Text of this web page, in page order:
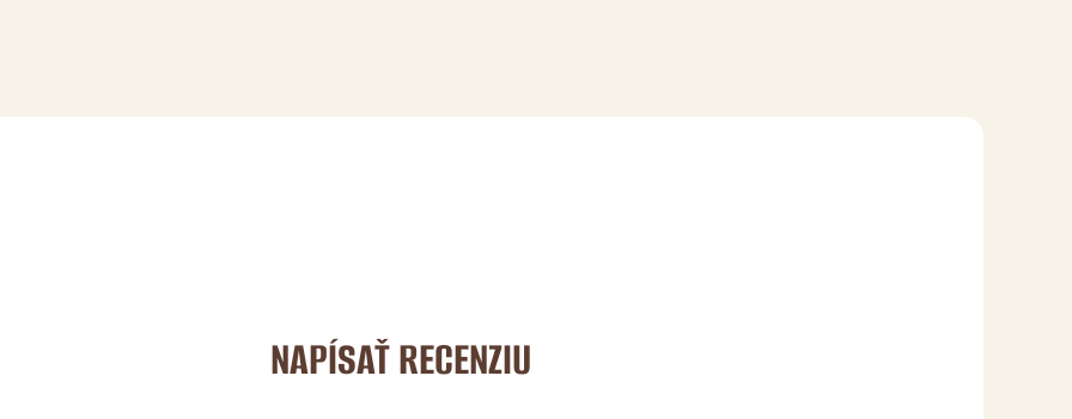
NAPÍSAŤ RECENZIU